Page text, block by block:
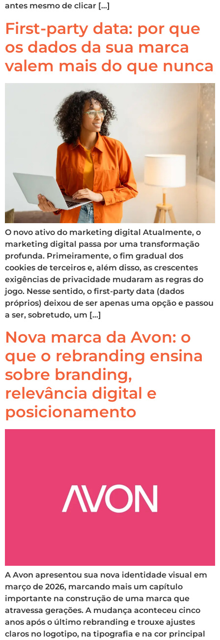
antes mesmo de clicar […]
First-party data: por que
os dados da sua marca
valem mais do que nunca
O novo ativo do marketing digital Atualmente, o
marketing digital passa por uma transformação
profunda. Primeiramente, o fim gradual dos
cookies de terceiros e, além disso, as crescentes
exigências de privacidade mudaram as regras do
jogo. Nesse sentido, o first-party data (dados
próprios) deixou de ser apenas uma opção e passou
a ser, sobretudo, um […]
Nova marca da Avon: o
que o rebranding ensina
sobre branding,
relevância digital e
posicionamento
A Avon apresentou sua nova identidade visual em
março de 2026, marcando mais um capítulo
importante na construção de uma marca que
atravessa gerações. A mudança aconteceu cinco
anos após o último rebranding e trouxe ajustes
claros no logotipo, na tipografia e na cor principal